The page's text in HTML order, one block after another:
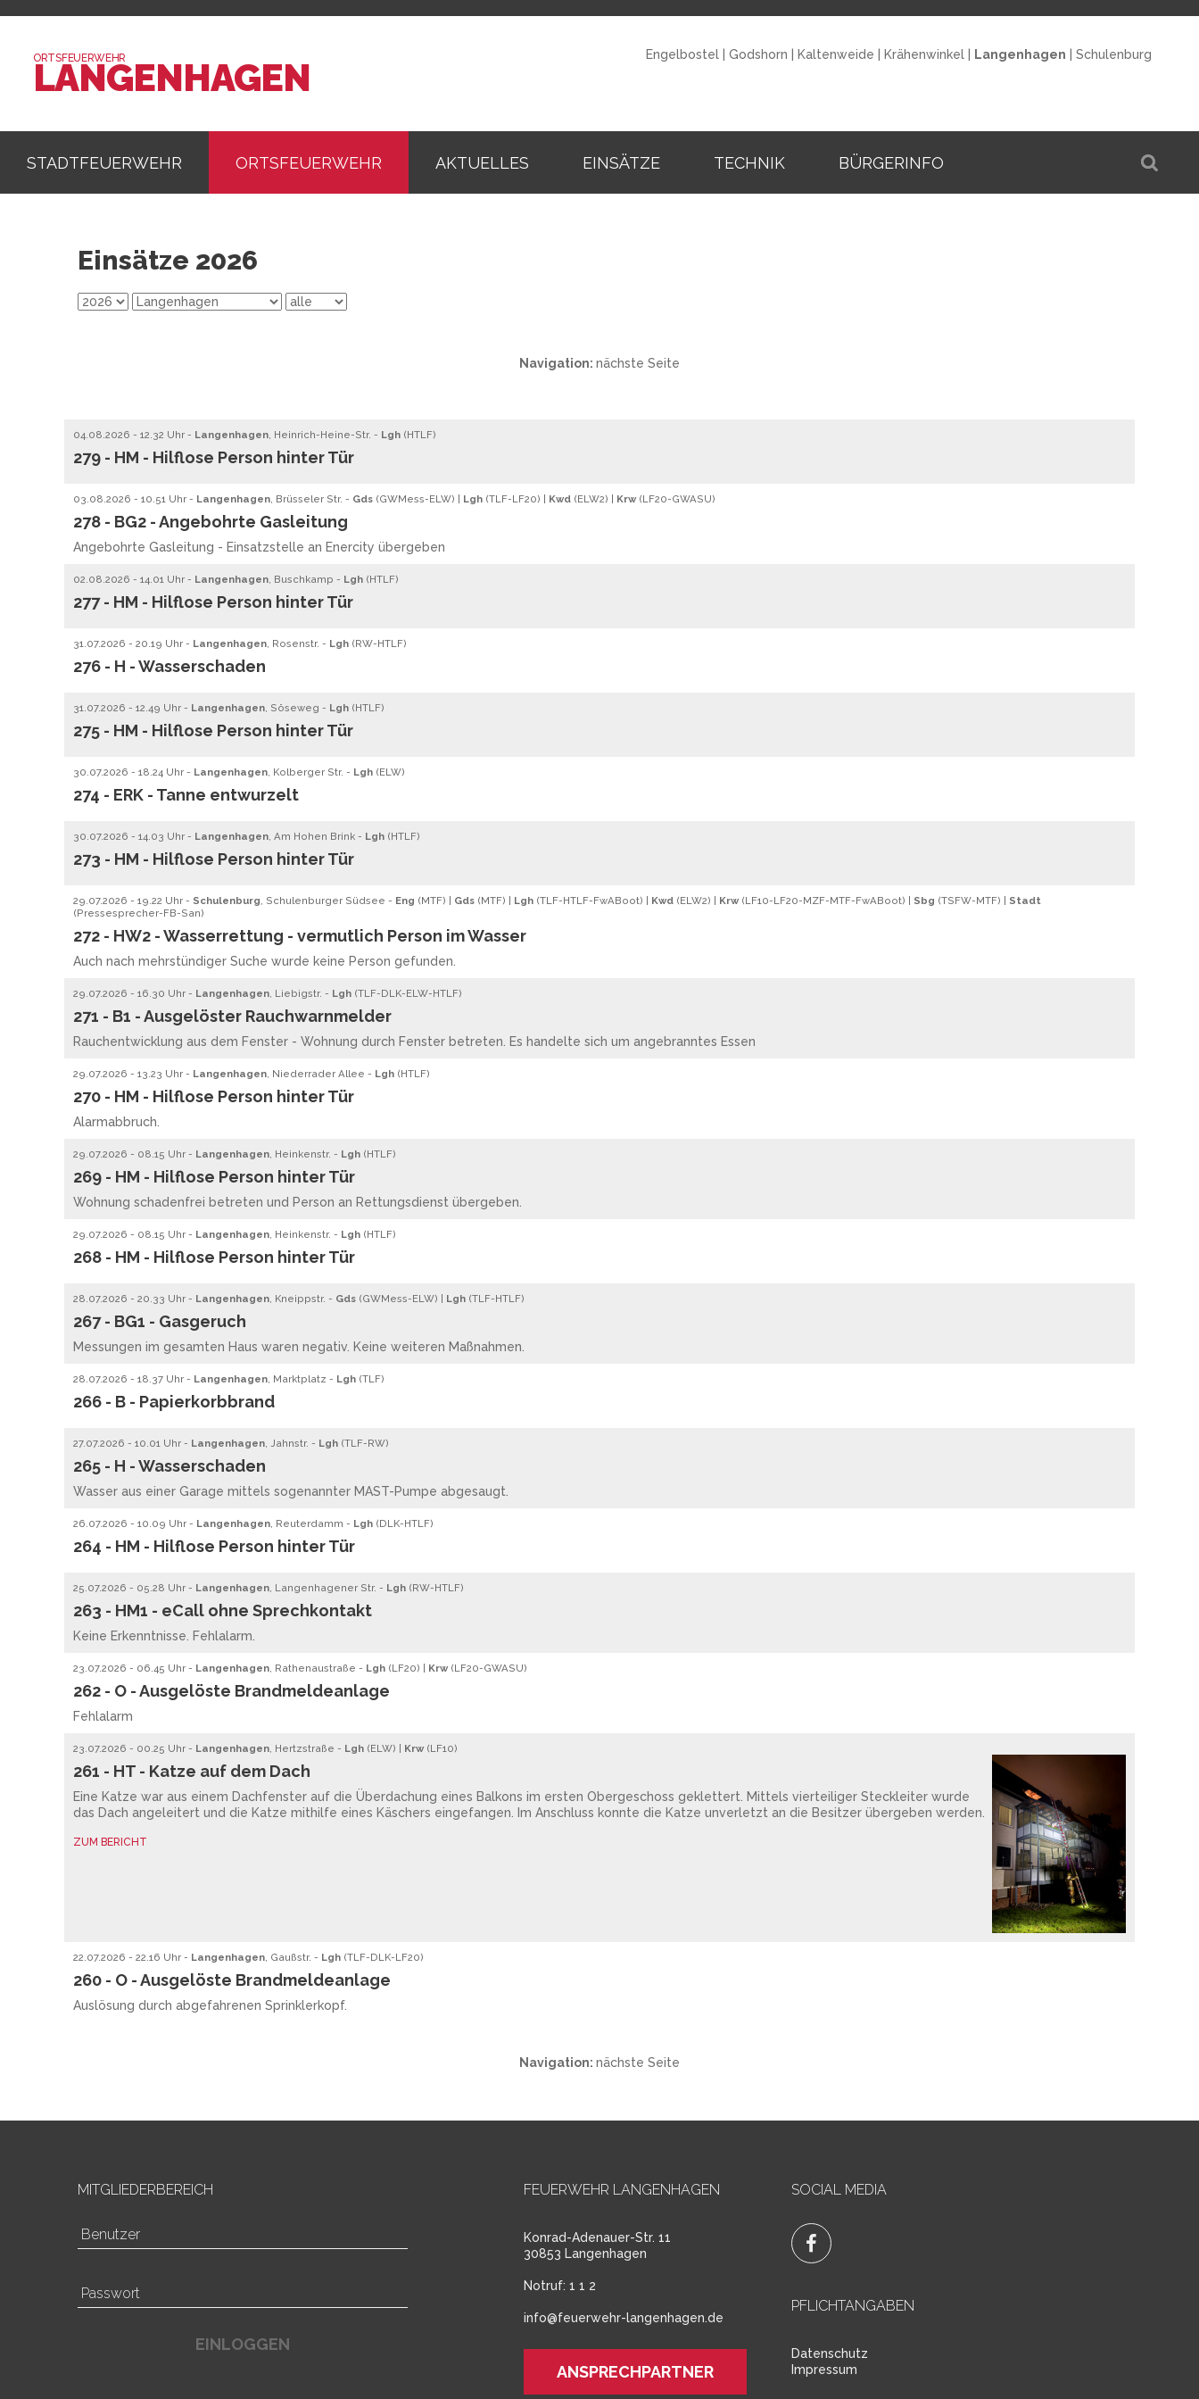
LANGENHAGEN
ORTSFEUERWEHR Engelbostel Godshorn Kaltenweide Krähenwinkel Langenhagen Schulenburg
STADTFEUERWEHR ORTSFEUERWEHR AKTUELLES EINSÄTZE TECHNIK BÜRGERINFO
Einsätze 2026
Navigation: nächste Seite
04.08.2026 - 12.32 Uhr - Langenhagen, Heinrich-Heine-Str. - Lgh (HTLF)
279 - HM - Hilflose Person hinter Tür
03.08.2026 - 10.51 Uhr - Langenhagen, Brüsseler Str. - Gds (GWMess-ELW) | Lgh (TLF-LF20) | Kwd (ELW2) | Krw(LF20-GWASU)
278 - BG2 - Angebohrte Gasleitung
Angebohrte Gasleitung - Einsatzstelle an Enercity übergeben
02.08.2026 - 14.01 Uhr - Langenhagen, Buschkamp - Lgh (HTLF)
277 - HM - Hilflose Person hinter Tür
31.07.2026 - 20.19 Uhr - Langenhagen, Rosenstr. - Lgh (RW-HTLF)
276 - H - Wasserschaden
31.07.2026 - 12.49 Uhr - Langenhagen, Söseweg - Lgh (HTLF)
275 - HM - Hilflose Person hinter Tür
30.07.2026 - 18.24 Uhr - Langenhagen, Kolberger Str. - Lgh (ELW)
274 - ERK - Tanne entwurzelt
30.07.2026 - 14.03 Uhr - Langenhagen, Am Hohen Brink - Lgh (HTLF)
273 - HM - Hilflose Person hinter Tür
29.07.2026 - 19.22 Uhr - Schulenburg, Schulenburger Südsee - Eng (MTF) | Gds (MTF) | Lgh (TLF-HTLF-FwABoot) | Kwd (ELW2) | Krw(LF10-LF20-MZF-MTF-FwABoot) | Sbg (TSFW-MTF) | Stadt
(Pressesprecher-FB-San)
272 - HW2 - Wasserrettung - vermutlich Person im Wasser
Auch nach mehrstündiger Suche wurde keine Person gefunden.
29.07.2026 - 16.30 Uhr - Langenhagen, Liebigstr. - Lgh (TLF-DLK-ELW-HTLF)
271 - B1 - Ausgelöster Rauchwarnmelder
Rauchentwicklung aus dem Fenster - Wohnung durch Fenster betreten. Es handelte sich um angebranntes Essen
29.07.2026 - 13.23 Uhr - Langenhagen, Niederrader Allee - Lgh (HTLF)
270 - HM - Hilflose Person hinter Tür
Alarmabbruch.
29.07.2026 - 08.15 Uhr - Langenhagen, Heinkenstr. - Lgh (HTLF)
269 - HM - Hilflose Person hinter Tür
Wohnung schadenfrei betreten und Person an Rettungsdienst übergeben.
29.07.2026 - 08.15 Uhr - Langenhagen, Heinkenstr. - Lgh (HTLF)
268 - HM - Hilflose Person hinter Tür
28.07.2026 - 20.33 Uhr - Langenhagen, Kneippstr. - Gds (GWMess-ELW) | Lgh (TLF-HTLF)
267 - BG1 - Gasgeruch
Messungen im gesamten Haus waren negativ. Keine weiteren Maßnahmen.
28.07.2026 - 18.37 Uhr - Langenhagen, Marktplatz - Lgh (TLF)
266 - B - Papierkorbbrand
27.07.2026 - 10.01 Uhr - Langenhagen, Jahnstr. - Lgh (TLF-RW)
265 - H - Wasserschaden
Wasser aus einer Garage mittels sogenannter MAST-Pumpe abgesaugt.
26.07.2026 - 10.09 Uhr - Langenhagen, Reuterdamm - Lgh (DLK-HTLF)
264 - HM - Hilflose Person hinter Tür
25.07.2026 - 05.28 Uhr - Langenhagen, Langenhagener Str. - Lgh (RW-HTLF)
263 - HM1 - eCall ohne Sprechkontakt
Keine Erkenntnisse. Fehlalarm.
23.07.2026 - 06.45 Uhr - Langenhagen, Rathenaustraße - Lgh (LF20) | Krw(LF20-GWASU)
262 - O - Ausgelöste Brandmeldeanlage
Fehlalarm
23.07.2026 - 00.25 Uhr - Langenhagen, Hertzstraße - Lgh (ELW) | Krw (LF10)
261 - HT - Katze auf dem Dach
Eine Katze war aus einem Dachfenster auf die Überdachung eines Balkons im ersten Obergeschoss geklettert. Mittels vierteiliger Steckleiter wurde
das Dach angeleitert und die Katze mithilfe eines Käschers eingefangen. Im Anschluss konnte die Katze unverletzt an die Besitzer übergeben werden.
ZUM BERICHT
22.07.2026 - 22.16 Uhr - Langenhagen, Gaußstr. - Lgh (TLF-DLK-LF20)
260 - O - Ausgelöste Brandmeldeanlage
Auslösung durch abgefahrenen Sprinklerkopf.
Navigation: nächste Seite
MITGLIEDERBEREICH
EINLOGGEN
FEUERWEHR LANGENHAGEN
Konrad-Adenauer-Str. 11
30853 Langenhagen
Notruf: 1 1 2
info@feuerwehr-langenhagen.de
ANSPRECHPARTNER
SOCIAL MEDIA
PFLICHTANGABEN
Datenschutz
Impressum